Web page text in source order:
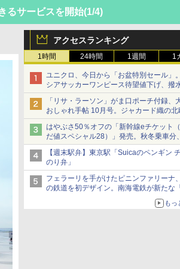
るサービスを開始(1/4)
アクセスランキング
1時間 24時間 1週間 1
ユニクロ、今日から「お盆特別セール」
シアサッカーワンピース待望値下げ、撥
ショーツは1990円に
「リサ・ラーソン」がま口ポーチ付録、
おしゃれ手帖 10月号。ジャカード織の北
ザイン
はやぶさ50％オフの「新幹線eチケット
だ値スペシャル28）」発売。秋冬乗車分
ねっと限定
【週末駅弁】東京駅「Suicaのペンギン
のり弁」
フェラーリを手がけたピニンファリーナ
の鉄道を初デザイン。南海電鉄が新たな
もっ